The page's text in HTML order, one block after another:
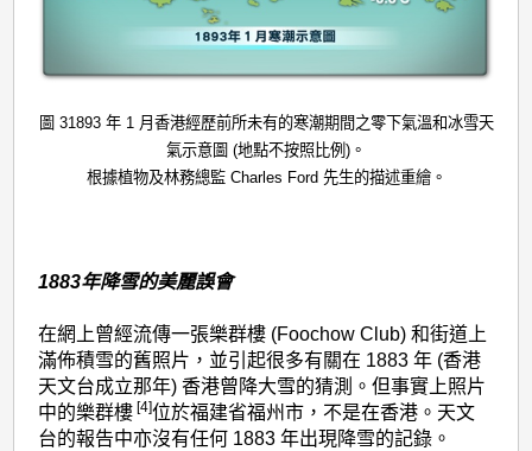
圖 31893 年 1 月香港經歷前所未有的寒潮期間之零下氣溫和冰雪天
氣示意圖 (地點不按照比例)。
根據植物及林務總監 Charles Ford 先生的描述重繪。
1883年降雪的美麗誤會
在網上曾經流傳一張樂群樓 (Foochow Club) 和街道上
滿佈積雪的舊照片，並引起很多有關在 1883 年 (香港
天文台成立那年) 香港曾降大雪的猜測。但事實上照片
中的樂群樓 [4]位於福建省福州市，不是在香港。天文
台的報告中亦沒有任何 1883 年出現降雪的記錄。